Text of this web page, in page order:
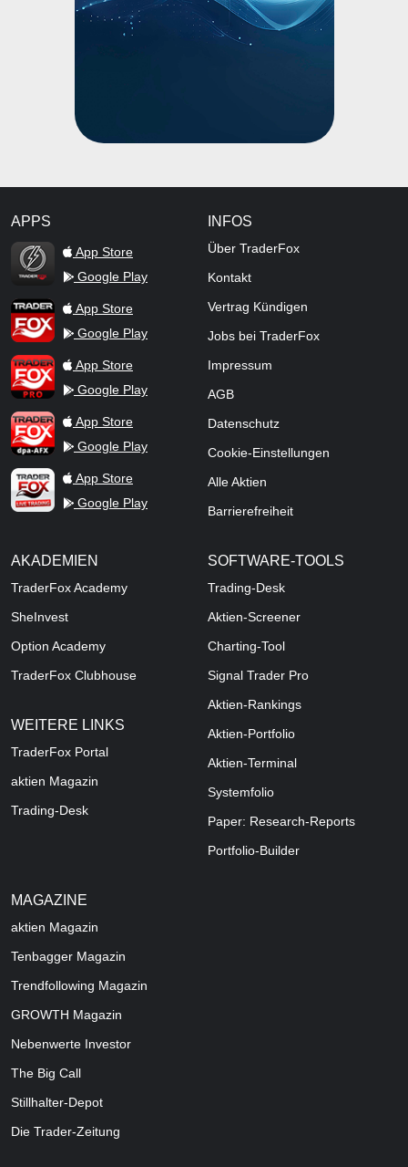
APPS
TraderFox Flash
App Store
Google Play
TraderFox AppApp Store
Google Play
TraderFox ProApp Store
Google Play
TraderFox dpa-AFX ProFeed
App Store
Google Play
TraderFox Live Trading
App Store
Google Play
INFOS
Über TraderFox
Kontakt
Vertrag Kündigen
Jobs bei TraderFox
Impressum
AGB
Datenschutz
Cookie-Einstellungen
Alle Aktien
Barrierefreiheit
AKADEMIEN
TraderFox Academy
SheInvest
Option Academy
TraderFox Clubhouse
WEITERE LINKS
TraderFox Portal
aktien Magazin
Trading-Desk
SOFTWARE-TOOLS
Trading-Desk
Aktien-Screener
Charting-Tool
Signal Trader Pro
Aktien-Rankings
Aktien-Portfolio
Aktien-Terminal
Systemfolio
Paper: Research-Reports
Portfolio-Builder
MAGAZINE
aktien Magazin
Tenbagger Magazin
Trendfollowing Magazin
GROWTH Magazin
Nebenwerte Investor
The Big Call
Stillhalter-Depot
Die Trader-Zeitung